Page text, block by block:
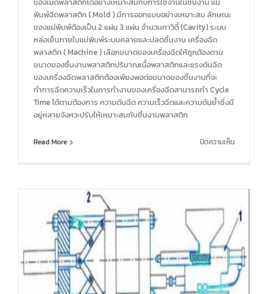
ของเม็ดพลาสติกได้อย่างเหมาะสมกับการใช้งานในชิ้นงาน แม่
พิมพ์ฉีดพลาสติก ( Mold ) มีการออกแบบอย่างเหมาะสม ลักษณะ
ของแม่พิมพ์ต้องเป็น 2 แผ่น 3 แผ่น จำนวนคาวิตี้ (Cavity) ระบบ
หล่อเย็นภายในแม่พิมพ์ระบบคลายและปลดชิ้นงาน เครื่องฉีด
พลาสติก ( Machine ) เลือกขนาดของเครื่องฉีดให้ถูกต้องตาม
ขนาดของชิ้นงานพลาสติกปริมาณเนื้อพลาสติกและแรงดันฉีด
ของเครื่องฉีดพลาสติกต้องเพียงพอต่อขนาดของชิ้นงานที่จะ
ทำการฉีดความเร็วในการทำงานของเครื่องฉีดสามารถทำ Cycle
Time ได้ตามต้องการ ความดันฉีด ความเร็วฉีดและความดันย้ำซึ่งมี
อยู่หลายจังหวะปรับให้เหมาะสมกับชิ้นงานพลาสติก
Read More ปิดความเห็นบน
พลาสติก